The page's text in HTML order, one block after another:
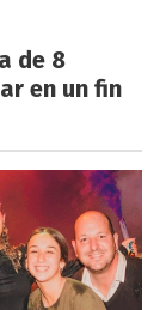
de 8
en un fin